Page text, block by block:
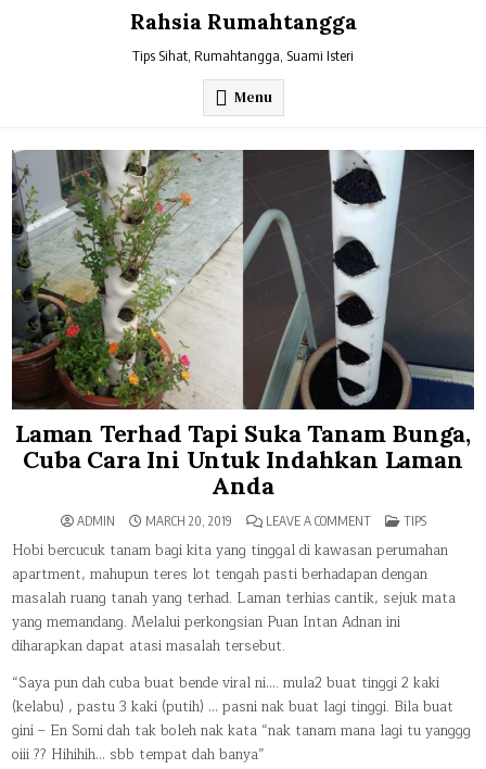
Rahsia Rumahtangga
Tips Sihat, Rumahtangga, Suami Isteri
Menu
Laman Terhad Tapi Suka Tanam Bunga,
Cuba Cara Ini Untuk Indahkan Laman
Anda
ADMIN MARCH 20, 2019 LEAVE A COMMENTON
TERHAD
TAPI
SUKA
TANAM
BUNGA,
CUBA
CARA
LAMAN
ANDA
POSTED
TIPS
Hobi bercucuk tanam bagi kita yang tinggal di kawasan perumahan
apartment, mahupun teres lot tengah pasti berhadapan dengan
masalah ruang tanah yang terhad. Laman terhias cantik, sejuk mata
yang memandang. Melalui perkongsian Puan Intan Adnan ini
diharapkan dapat atasi masalah tersebut.
“Saya pun dah cuba buat bende viral ni…. mula2 buat tinggi 2 kaki
(kelabu) , pastu 3 kaki (putih) … pasni nak buat lagi tinggi. Bila buat
gini – En Somi dah tak boleh nak kata “nak tanam mana lagi tu yanggg
oiii ?? Hihihih… sbb tempat dah banya”